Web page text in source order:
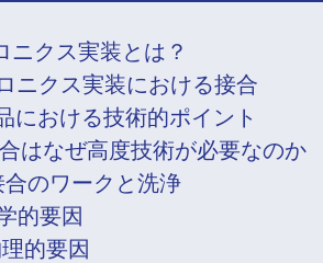
ニクス実装とは？
ニクス実装における接合
における技術的ポイント
はなぜ高度技術が必要なのか
合のワークと洗浄
的要因
的要因